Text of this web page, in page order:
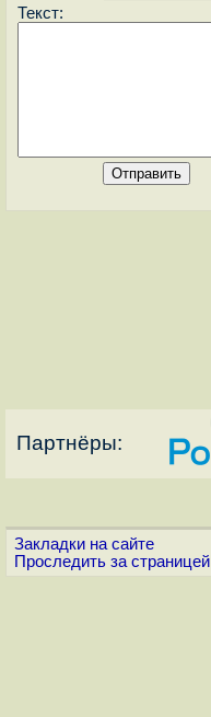
Текст:
Партнёры:
Закладки на сайте
Проследить за страницей